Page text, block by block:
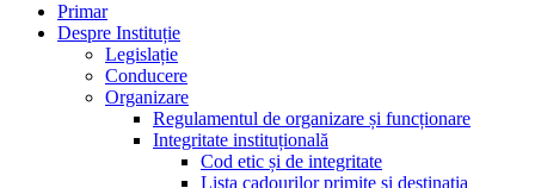
Primar
Despre Instituție
Legislație
Conducere
Organizare
Regulamentul de organizare și funcționare
Integritate instituțională
Cod etic și de integritate
Lista cadourilor primite si destinatia